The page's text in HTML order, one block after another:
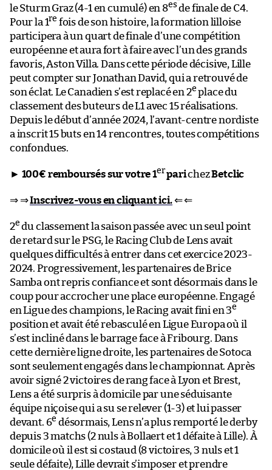
le Sturm Graz (4-1 en cumulé) en 8es de finale de C4.
Pour la 1re fois de son histoire, la formation lilloise
participera à un quart de finale d’une compétition
européenne et aura fort à faire avec l’un des grands
favoris, Aston Villa. Dans cette période décisive, Lille
peut compter sur Jonathan David, qui a retrouvé de
son éclat. Le Canadien s’est replacé en 2e place du
classement des buteurs de L1 avec 15 réalisations.
Depuis le début d’année 2024, l’avant-centre nordiste
a inscrit 15 buts en 14 rencontres, toutes compétitions
confondues.
► 100€ remboursés sur votre 1erparichezBetclic
⇒ ⇒Inscrivez-vous en cliquant ici.⇐ ⇐
2e du classement la saison passée avec un seul point
de retard sur le PSG, le Racing Club de Lens avait
quelques difficultés à entrer dans cet exercice 2023-
2024. Progressivement, les partenaires de Brice
Samba ont repris confiance et sont désormais dans le
coup pour accrocher une place européenne. Engagé
en Ligue des champions, le Racing avait fini en 3e
position et avait été rebasculé en Ligue Europa où il
s’est incliné dans le barrage face à Fribourg. Dans
cette dernière ligne droite, les partenaires de Sotoca
sont seulement engagés dans le championnat. Après
avoir signé 2 victoires de rang face à Lyon et Brest,
Lens a été surpris à domicile par une séduisante
équipe niçoise qui a su se relever (1-3) et lui passer
devant. 6e désormais, Lens n’a plus remporté le derby
depuis 3 matchs (2 nuls à Bollaert et 1 défaite à Lille). À
domicile où il est si costaud (8 victoires, 3 nuls et 1
seule défaite), Lille devrait s’imposer et prendre